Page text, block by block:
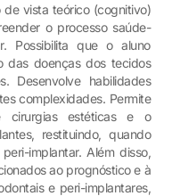
vista teórico (cognitivo)
o processo saúde-
Possibilita que o aluno
das doenças dos tecidos
Desenvolve habilidades
complexidades. Permite
cirurgias estéticas e o
restituindo, quando
implantar. Além disso,
ao prognóstico e à
e peri-implantares,